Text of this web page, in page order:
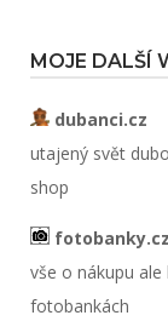
MOJE DALŠÍ
dubanci.cz
utajený svět
shop
fotobanky.cz
vše o nákupu
fotobankách